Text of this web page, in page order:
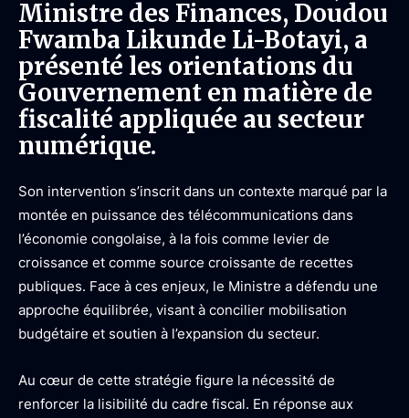
Ministre des Finances, Doudou
Fwamba Likunde Li-Botayi, a
présenté les orientations du
Gouvernement en matière de
fiscalité appliquée au secteur
numérique.
Son intervention s’inscrit dans un contexte marqué par la
montée en puissance des télécommunications dans
l’économie congolaise, à la fois comme levier de
croissance et comme source croissante de recettes
publiques. Face à ces enjeux, le Ministre a défendu une
approche équilibrée, visant à concilier mobilisation
budgétaire et soutien à l’expansion du secteur.
Au cœur de cette stratégie figure la nécessité de
renforcer la lisibilité du cadre fiscal. En réponse aux